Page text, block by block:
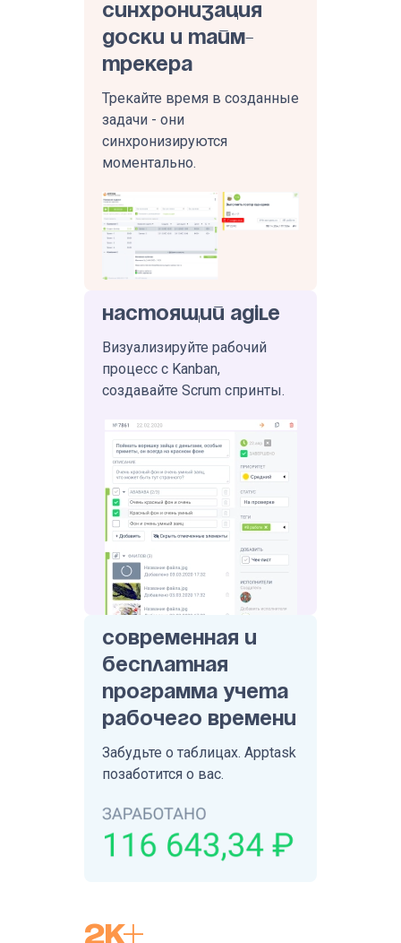
Синхронизация
доски и тайм-
трекера
Трекайте время в созданные
задачи - они
синхронизируются
моментально.
Настоящий Agile
Визуализируйте рабочий
процесс с Kanban,
создавайте Scrum спринты.
Современная и
бесплатная
программа учета
рабочего времени
Забудьте о таблицах. Apptask
позаботится о вас.
2К+